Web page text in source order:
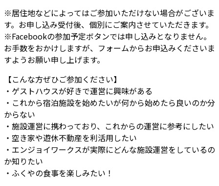
※居住地などによってはご参加いただけない場合がございま
す。お申し込み受付後、個別にご案内させていただきます。
※Facebookの参加予定ボタンでは申し込みとなりません。
お手数をおかけしますが、フォームからお申込みくださいま
すようお願い申し上げます。
【こんな方ぜひご参加ください】
・ゲストハウスが好きで運営に興味がある
・これから宿泊施設を始めたいが何から始めたら良いのか分
からない
・施設運営に携わっており、これからの運営に参考にしたい
・空き家や遊休不動産を利活用したい
・エンジョイワークスが実際にどんな施設運営をしているの
か知りたい
・ふくやの食事を楽しみたい！